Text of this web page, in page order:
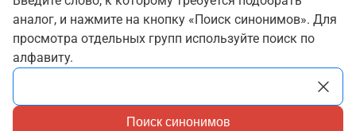
аналог, и нажмите на кнопку «Поиск синонимов». Для
просмотра отдельных групп используйте поиск по
алфавиту.
Поиск синонимов